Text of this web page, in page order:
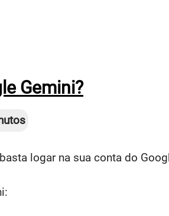
Gemini?
logar na sua conta do